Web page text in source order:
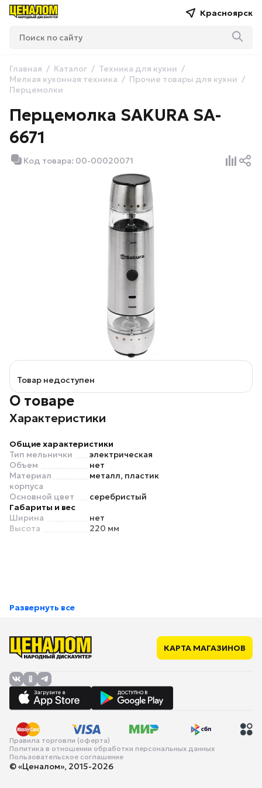
Красноярск
Главная Каталог
Техника для кухни
Мелкая кухонная техника
Прочие товары для кухни
Перцемолки
Перцемолка SAKURA SA-
6671
Код товара: 00-00020071
Товар недоступен
О товаре
Характеристики
Общие характеристики
Тип мельнички
электрическая
Объем
нет
Материал
корпуса
металл, пластик
Основной цвет
серебристый
Габариты и вес
Ширина
нет
Высота
220 мм
Развернуть все
КАРТА МАГАЗИНОВ
Правила торговли (оферта)
Политика в отношении обработки персональных данных
Пользовательское соглашение
© «Ценалом», 2015-2026